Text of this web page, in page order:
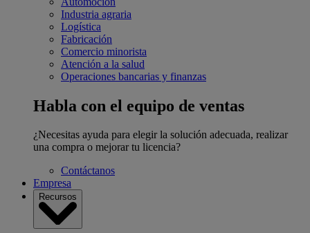
Industria agraria
Logística
Fabricación
Comercio minorista
Atención a la salud
Operaciones bancarias y finanzas
Habla con el equipo de ventas
¿Necesitas ayuda para elegir la solución adecuada, realizar
una compra o mejorar tu licencia?
Contáctanos
Empresa
Recursos